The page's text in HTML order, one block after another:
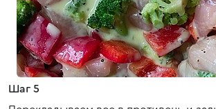
Шаг 5